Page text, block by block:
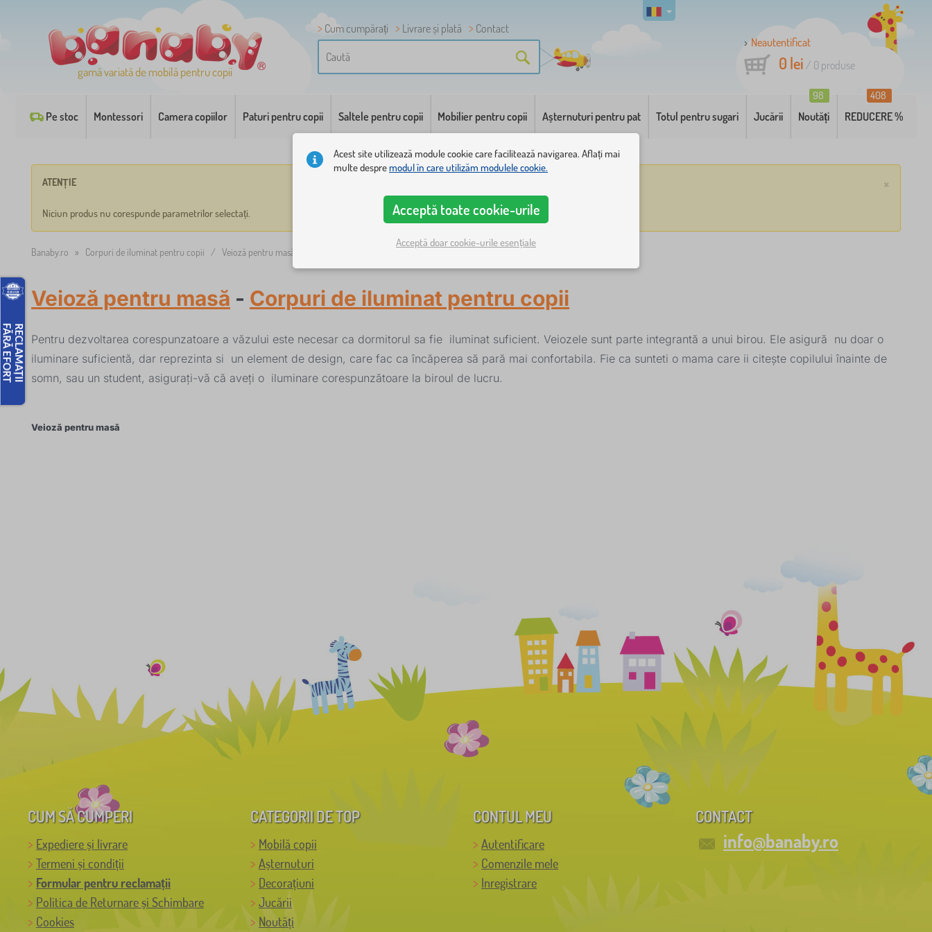
gamă variată de mobilă pentru copii
Cum cumpărați Livrare și plată
Contact
Neautentificat
0 lei / 0 produse
Pe stoc Montessori Camera copiilor Paturi pentru copii Saltele pentru copii Mobilier pentru copii Așternuturi pentru pat Totul pentru sugari Jucării Noutăți
98
REDUCERE %
408
×
ATENȚIE
Niciun produs nu corespunde parametrilor selectați.
Banaby.ro » Corpuri de iluminat pentru copii / Veioză pentru masă
Veioză pentru masă - Corpuri de iluminat pentru copii
Pentru dezvoltarea corespunzatoare a văzului este necesar ca dormitorul sa fie iluminat suficient. Veiozele sunt parte integrantă a unui birou. Ele asigură nu doar o
iluminare suficientă, dar reprezinta si un element de design, care fac ca încăperea să pară mai confortabila. Fie ca sunteti o mama care ii citește copilului înainte de
somn, sau un student, asigurați-vă că aveți o iluminare corespunzătoare la biroul de lucru.
Veioză pentru masă
CUM SĂ CUMPERI
Expediere și livrare
Termeni și condiții
Formular pentru reclamații
Politica de Returnare și Schimbare
Cookies
CATEGORII DE TOP
Mobilă copii
Așternuturi
Decorațiuni
Jucării
Noutăți
CONTUL MEU
Autentificare
Comenzile mele
Inregistrare
CONTACT
info@banaby.ro
Acest site utilizează module cookie care facilitează navigarea. Aflați mai
multe despremodul în care utilizăm modulele cookie.
Acceptă toate cookie-urile
Acceptă doar cookie-urile esențiale